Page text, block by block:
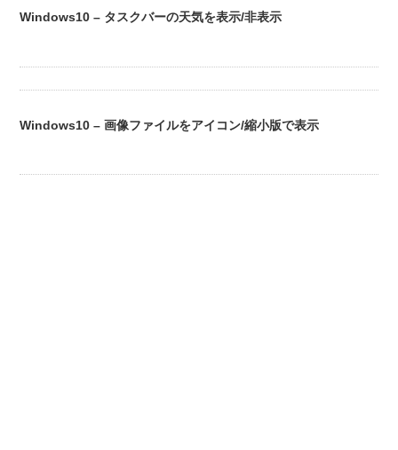
Windows10 – タスクバーの天気を表示/非表示
Windows10 – 画像ファイルをアイコン/縮小版で表示